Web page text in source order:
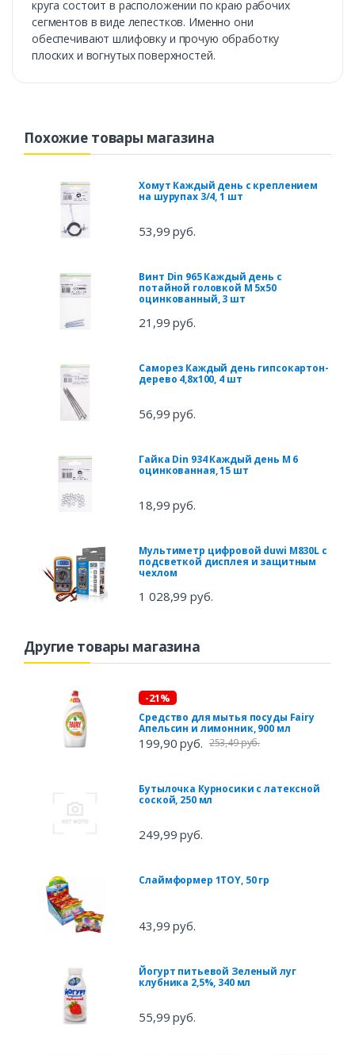
круга состоит в расположении по краю рабочих
сегментов в виде лепестков. Именно они
обеспечивают шлифовку и прочую обработку
плоских и вогнутых поверхностей.
Похожие товары магазина
Хомут Каждый день с креплением
на шурупах 3/4, 1 шт
53,99 руб.
Винт Din 965 Каждый день с
потайной головкой М 5x50
оцинкованный, 3 шт
21,99 руб.
Саморез Каждый день гипсокартон-
дерево 4,8x100, 4 шт
56,99 руб.
Гайка Din 934 Каждый день М 6
оцинкованная, 15 шт
18,99 руб.
Мультиметр цифровой duwi M830L с
подсветкой дисплея и защитным
чехлом
1 028,99 руб.
Другие товары магазина
-21%
Средство для мытья посуды Fairy
Апельсин и лимонник, 900 мл
199,90 руб. 253,49 руб.
Бутылочка Курносики с латексной
соской, 250 мл
249,99 руб.
Слаймформер 1TOY, 50 гр
43,99 руб.
Йогурт питьевой Зеленый луг
клубника 2,5%, 340 мл
55,99 руб.